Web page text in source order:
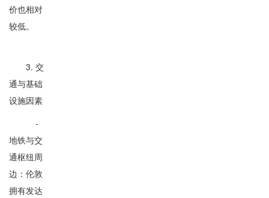
价也相对
较低。
3. 交
通与基础
设施因素
-
地铁与交
通枢纽周
边：伦敦
拥有发达